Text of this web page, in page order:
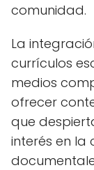
comunidad.
La
currículos
medios
ofrecer
que
interés en la